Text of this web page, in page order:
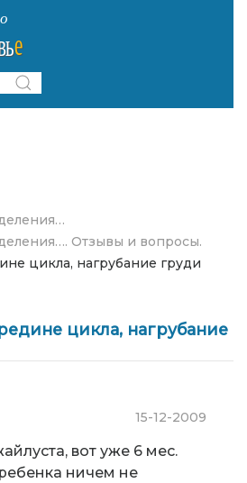
Отзывы и вопросы.
цикла, нагрубание груди
цикла, нагрубание
15-12-2009
вот уже 6 мес.
ничем не